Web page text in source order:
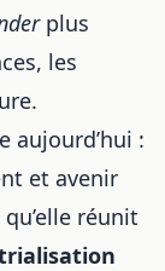
plus
les
aujourd’hui :
et avenir
réunit